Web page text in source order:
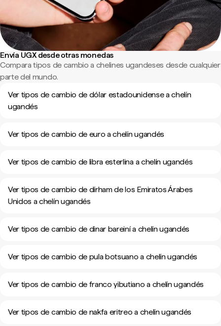
Envía UGX desde otras monedas
Compara tipos de cambio a chelines ugandeses desde cualquier
parte del mundo.
Ver tipos de cambio de dólar estadounidense a chelín
ugandés
Ver tipos de cambio de euro a chelín ugandés
Ver tipos de cambio de libra esterlina a chelín ugandés
Ver tipos de cambio de dírham de los Emiratos Árabes
Unidos a chelín ugandés
Ver tipos de cambio de dinar bareiní a chelín ugandés
Ver tipos de cambio de pula botsuano a chelín ugandés
Ver tipos de cambio de franco yibutiano a chelín ugandés
Ver tipos de cambio de nakfa eritreo a chelín ugandés